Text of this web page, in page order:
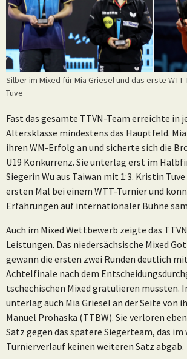
Silber im Mixed für Mia Griesel und das erste WTT
Tuve
Fast das gesamte TTVN-Team erreichte in
Altersklasse mindestens das Hauptfeld.
ihren WM-Erfolg an und sicherte sich die
U19 Konkurrenz. Sie unterlag erst im
Siegerin Wu aus Taiwan mit 1:3. Kristin
ersten Mal bei einem WTT-Turnier und
Erfahrungen auf internationaler Bühne
Auch im Mixed Wettbewerb zeigte das
Leistungen. Das niedersächsische Mixed
gewann die ersten zwei Runden deutlich
Achtelfinale nach dem
tschechischen Mixed gratulieren mussten.
unterlag auch Mia Griesel an der Seite von
Manuel Prohaska (TTBW). Sie verloren
Satz gegen das spätere Siegerteam, das
Turnierverlauf keinen weiteren Satz abgab.